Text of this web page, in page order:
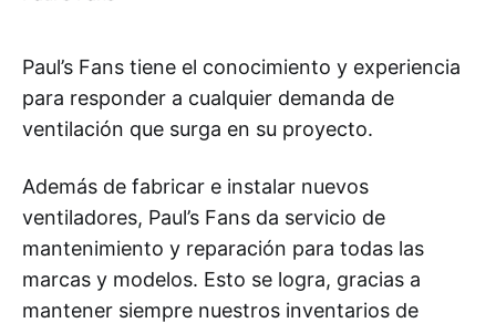
Paul’s Fans tiene el conocimiento y experiencia
para responder a cualquier demanda de
ventilación que surga en su proyecto.
Además de fabricar e instalar nuevos
ventiladores, Paul’s Fans da servicio de
mantenimiento y reparación para todas las
marcas y modelos. Esto se logra, gracias a
mantener siempre nuestros inventarios de